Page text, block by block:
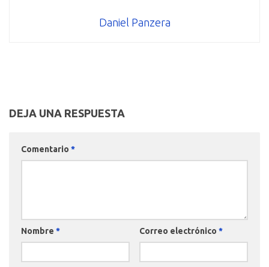
Daniel Panzera
DEJA UNA RESPUESTA
Comentario *
Nombre * Correo electrónico *